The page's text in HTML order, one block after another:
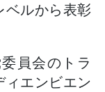
ベルから表彰
員会のトラ
ィエンビエン